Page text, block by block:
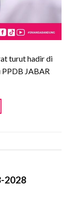
turut hadir di
JABAR
2028